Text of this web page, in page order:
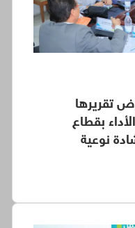
تقريرها
بقطاع
نوعية